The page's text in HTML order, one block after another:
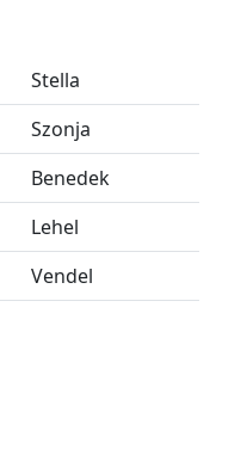
Stella
Szonja
Benedek
Lehel
Vendel